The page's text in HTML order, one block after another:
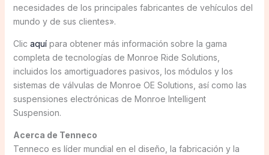
necesidades de los principales fabricantes de vehículos del
mundo y de sus clientes».
Clic aquípara obtener más información sobre la gama
completa de tecnologías de Monroe Ride Solutions,
incluidos los amortiguadores pasivos, los módulos y los
sistemas de válvulas de Monroe OE Solutions, así como las
suspensiones electrónicas de Monroe Intelligent
Suspension.
Acerca de Tenneco
Tenneco es líder mundial en el diseño, la fabricación y la